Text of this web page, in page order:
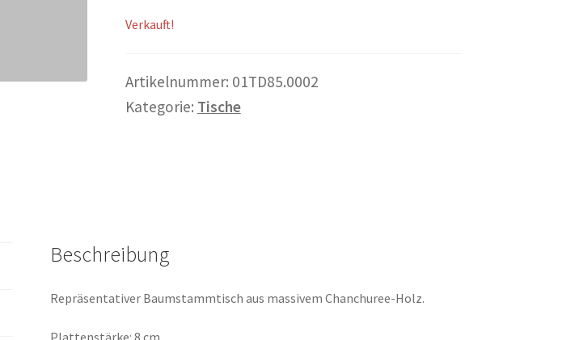
Verkauft!
Artikelnummer: 01TD85.0002
Kategorie: Tische
Beschreibung
Repräsentativer Baumstammtisch aus massivem Chanchuree-Holz.
Plattenstärke: 8 cm